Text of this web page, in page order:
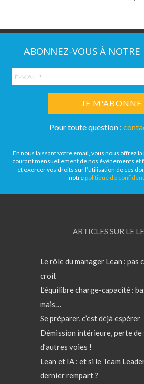
ABONNEZ-VOUS À NOTRE
Pour toute question :
En nous laissant votre email, vous nous offrez
courant mensuellement de nos événements et
et exercer vos droits sur l’utilisation de ces
notrepolitique de
ARTICLES SUR LE
Le rôle du manager Lean : pas
croit
L’équilibre charge-capacité :
mais…
Se préparer, c’est déjà espérer
Démission intérieure, perte de
d’autres voies !
Lean et IA : et si le Team
dernier rempart ?